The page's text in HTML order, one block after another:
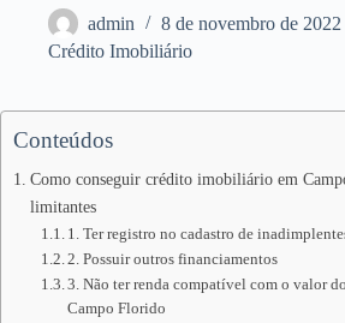
admin
8 de novembro de 2022
Crédito Imobiliário
Conteúdos
Como conseguir crédito imobiliário em
limitantes
1. Ter registro no cadastro de
2. Possuir outros financiamentos
3. Não ter renda compatível com o valor
Campo Florido